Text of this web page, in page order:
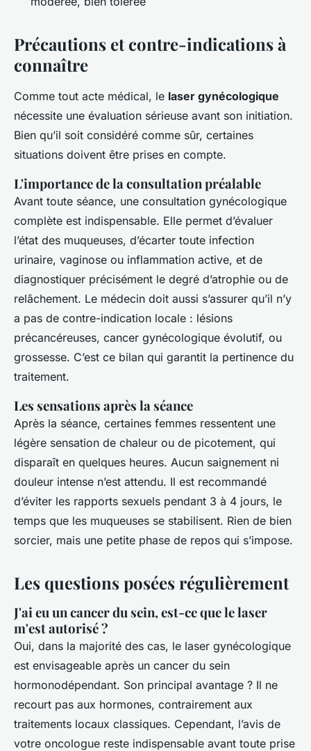
Précautions et contre-indications à
connaître
Comme tout acte médical, le laser gynécologique
nécessite une évaluation sérieuse avant son initiation.
Bien qu’il soit considéré comme sûr, certaines
situations doivent être prises en compte.
L'importance de la consultation préalable
Avant toute séance, une consultation gynécologique
complète est indispensable. Elle permet d’évaluer
l’état des muqueuses, d’écarter toute infection
urinaire, vaginose ou inflammation active, et de
diagnostiquer précisément le degré d’atrophie ou de
relâchement. Le médecin doit aussi s’assurer qu’il n’y
a pas de contre-indication locale : lésions
précancéreuses, cancer gynécologique évolutif, ou
grossesse. C’est ce bilan qui garantit la pertinence du
traitement.
Les sensations après la séance
Après la séance, certaines femmes ressentent une
légère sensation de chaleur ou de picotement, qui
disparaît en quelques heures. Aucun saignement ni
douleur intense n’est attendu. Il est recommandé
d’éviter les rapports sexuels pendant 3 à 4 jours, le
temps que les muqueuses se stabilisent. Rien de bien
sorcier, mais une petite phase de repos qui s’impose.
Les questions posées régulièrement
J'ai eu un cancer du sein, est-ce que le laser
m'est autorisé ?
Oui, dans la majorité des cas, le laser gynécologique
est envisageable après un cancer du sein
hormonodépendant. Son principal avantage ? Il ne
recourt pas aux hormones, contrairement aux
traitements locaux classiques. Cependant, l’avis de
votre oncologue reste indispensable avant toute prise